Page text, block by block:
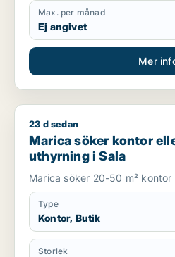
Max. per månad
Ej angivet
Mer
Marica söker kontor eller butik
23 d sedan
Marica söker kontor
uthyrning i Sala
Marica söker 20-50 m²
Type
Kontor, Butik
Storlek